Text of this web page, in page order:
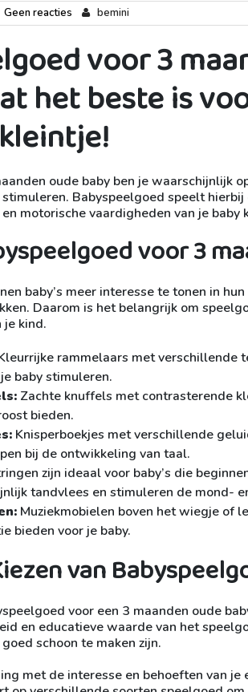
Geen reacties bemini
voor 3
het beste is
oude baby ben je waarschijnlijk
Babyspeelgoed speelt
motorische vaardigheden van je baby
voor 3
baby’s meer interesse te tonen in
Daarom is het belangrijk om
kind.
rammelaars met verschillende
baby stimuleren.
Zachte knuffels met contrasterende
bieden.
Knisperboekjes met verschillende
bij de ontwikkeling van taal.
zijn ideaal voor baby’s die
tandvlees en stimuleren de mond-
Muziekmobielen boven het wiegje of
bieden voor je baby.
van
voor een 3 maanden oude
en educatieve waarde van het
schoon te maken zijn.
met de interesse en behoeften van